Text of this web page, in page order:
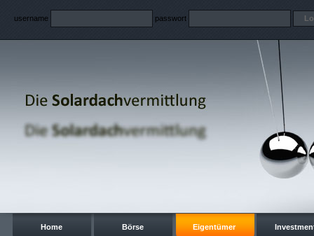
username passwort
Home Börse Eigentümer